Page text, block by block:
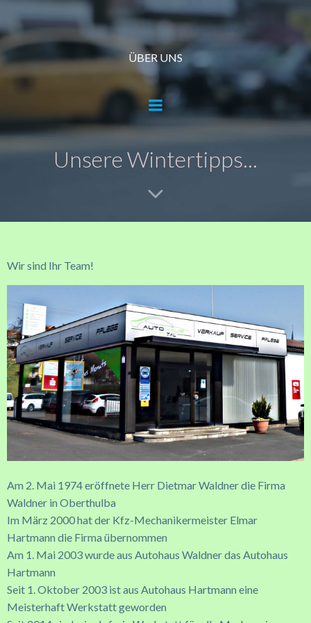
Zum
Inhalt
springen
ÜBER UNS
Unsere Wintertipps...
Wir sind Ihr Team!
Am 2. Mai 1974 eröffnete Herr Dietmar Waldner die Firma
Waldner in Oberthulba
Im März 2000 hat der Kfz-Mechanikermeister Elmar
Hartmann die Firma übernommen
Am 1. Mai 2003 wurde aus Autohaus Waldner das Autohaus
Hartmann
Seit 1. Oktober 2003 ist aus Autohaus Hartmann eine
Meisterhaft Werkstatt geworden